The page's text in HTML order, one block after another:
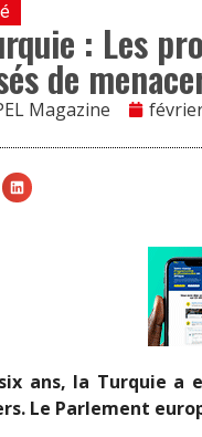
: Les
de
Magazine
ans, la Turquie a
Le Parlement